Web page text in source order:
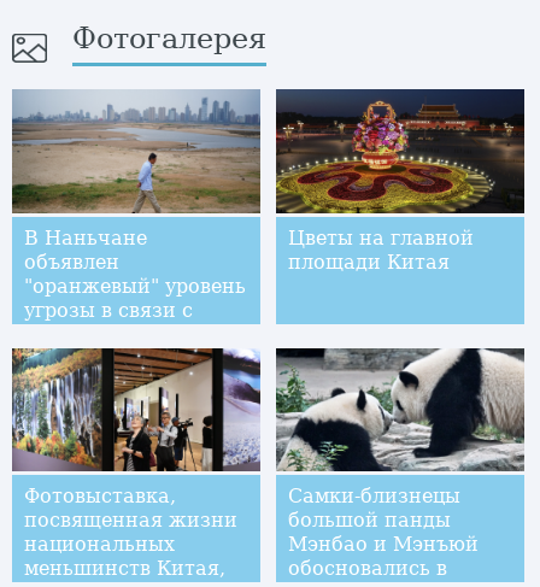
Фотогалерея
В Наньчане
объявлен
"оранжевый" уровень
угрозы в связи с
Цветы на главной
площади Китая
Фотовыставка,
посвященная жизни
национальных
меньшинств Китая,
Самки-близнецы
большой панды
Мэнбао и Мэнъюй
обосновались в